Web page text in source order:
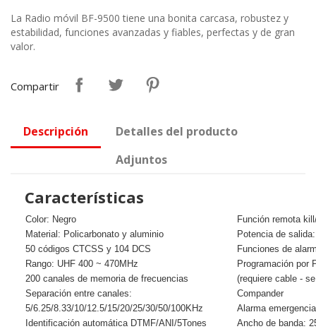
La Radio móvil BF-9500 tiene una bonita carcasa, robustez y
estabilidad, funciones avanzadas y fiables, perfectas y de gran
valor.
Compartir
Descripción
Detalles del producto
Adjuntos
Características
Color: Negro
Material: Policarbonato y aluminio
50 códigos CTCSS y 104 DCS
Rango: UHF 400 ~ 470MHz
200 canales de memoria de frecuencias
Separación entre canales:
5/6.25/8.33/10/12.5/15/20/25/30/50/100KHz
Identificación automática DTMF/ANI/5Tones
Función remota
Potencia de
Funciones de
Programación por
(requiere cable -
Compander
Alarma
Ancho de banda: